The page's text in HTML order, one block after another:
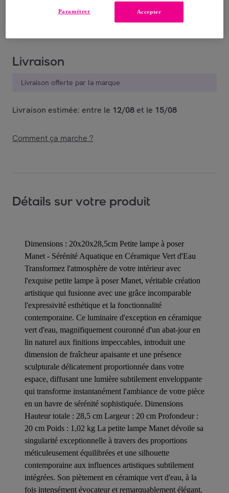
Potiron Paris
Livraison
Livraison offerte par la marque
Livraison estimée: entre le 12/08 et le 15/08
Comment ça marche ?
Détails sur votre produit
Dimensions : 20x20x28,5cm Petite lampe à poser
Manet - Sérénité Aquatique en Céramique Vert d'Eau
Transformez l'atmosphère de votre intérieur avec
l'exquise petite lampe à poser Manet, véritable création
artistique qui fusionne avec une grâce incomparable
l'expressivité esthétique et la fonctionnalité
contemporaine. Ce luminaire d'exception en céramique
vert d'eau, magnifiquement couronné d'un abat-jour en
lin naturel aux finitions impeccables, introduit une
dimension de fraîcheur apaisante et une présence
sculpturale délicatement proportionnée dans votre
espace, diffusant une lumière subtilement enveloppante
qui transforme instantanément l'ambiance de votre pièce
en un havre de sérénité sophistiquée. Dimensions
Hauteur totale : 28,5 cm Largeur : 20 cm Profondeur :
20 cm Poids : 1,02 kg La petite lampe Manet dévoile sa
singularité exceptionnelle à travers des proportions
méticuleusement équilibrées et une silhouette
contemporaine aux influences artistiques subtilement
intégrées. Son piètement en céramique vert d'eau, à la
fois intensément évocateur et remarquablement élégant,
Accepter
Paramétrer